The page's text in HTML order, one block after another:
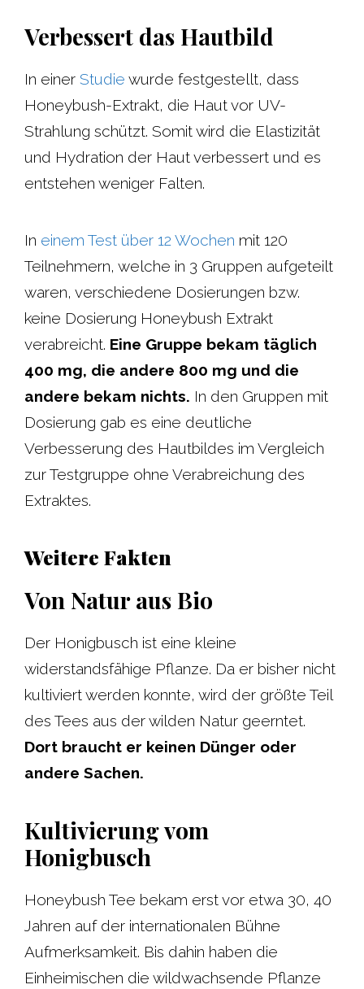
Verbessert das Hautbild
In einer Studie wurde festgestellt, dass
Honeybush-Extrakt, die Haut vor UV-
Strahlung schützt. Somit wird die Elastizität
und Hydration der Haut verbessert und es
entstehen weniger Falten.
In einem Test über 12 Wochen mit 120
Teilnehmern, welche in 3 Gruppen aufgeteilt
waren, verschiedene Dosierungen bzw.
keine Dosierung Honeybush Extrakt
verabreicht. Eine Gruppe bekam täglich
400 mg, die andere 800 mg und die
andere bekam nichts. In den Gruppen mit
Dosierung gab es eine deutliche
Verbesserung des Hautbildes im Vergleich
zur Testgruppe ohne Verabreichung des
Extraktes.
Weitere Fakten
Von Natur aus Bio
Der Honigbusch ist eine kleine
widerstandsfähige Pflanze. Da er bisher nicht
kultiviert werden konnte, wird der größte Teil
des Tees aus der wilden Natur geerntet.
Dort braucht er keinen Dünger oder
andere Sachen.
Kultivierung vom
Honigbusch
Honeybush Tee bekam erst vor etwa 30, 40
Jahren auf der internationalen Bühne
Aufmerksamkeit. Bis dahin haben die
Einheimischen die wildwachsende Pflanze